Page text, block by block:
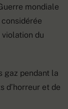
mondiale
violation du
gaz pendant la
d’horreur et de